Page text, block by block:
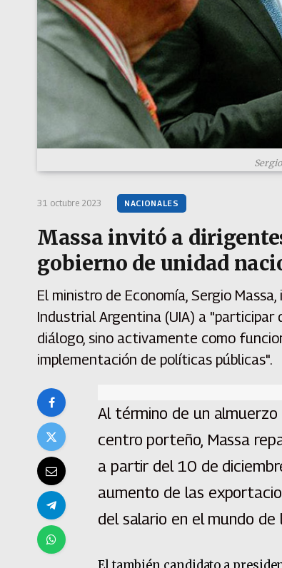
31 octubre 2023 NACIONALES
Massa invitó a
gobierno de unidad
El ministro de Economía, Sergio
Industrial Argentina (UIA) a "participar
diálogo, sino activamente como
implementación de políticas públicas".
Al término de un
centro porteño, Massa
a partir del 10 de
aumento de las
del salario en el mundo de